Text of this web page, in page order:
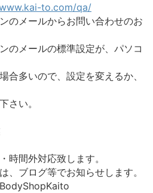
to.com/qa/
のメールからお問い合わせのお
のメールの標準設定が、パソコ
合多いので、設定を変えるか、
さい。
時間外対応致します。
、ブログ等でお知らせします。
BodyShopKaito